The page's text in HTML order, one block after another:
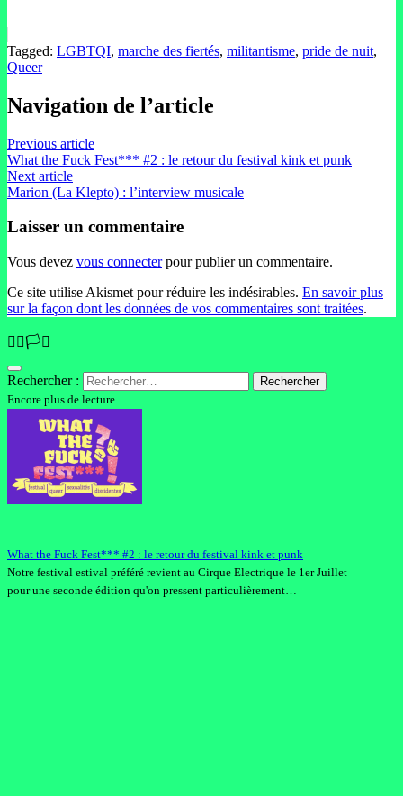
Tagged: LGBTQI, marche des fiertés, militantisme, pride de nuit,
Queer
Navigation de l’article
Previous article
What the Fuck Fest*** #2 : le retour du festival kink et punk
Next article
Marion (La Klepto) : l’interview musicale
Laisser un commentaire
Vous devez vous connecterpour publier un commentaire.
Ce site utilise Akismet pour réduire les indésirables. En savoir plus
sur la façon dont les données de vos commentaires sont traitées.
🏳️‍🌈🏳️‍⚧️
Rechercher :
Encore plus de lecture
What the Fuck Fest*** #2 : le retour du festival kink et punk
Notre festival estival préféré revient au Cirque Electrique le 1er Juillet
pour une seconde édition qu'on pressent particulièrement…